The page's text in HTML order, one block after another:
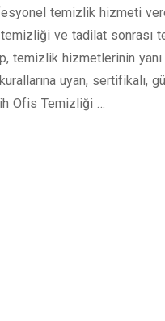
temizlik hizmeti
ve tadilat sonrası
hizmetlerinin yanı
uyan, sertifikalı,
Ofis Temizliği …